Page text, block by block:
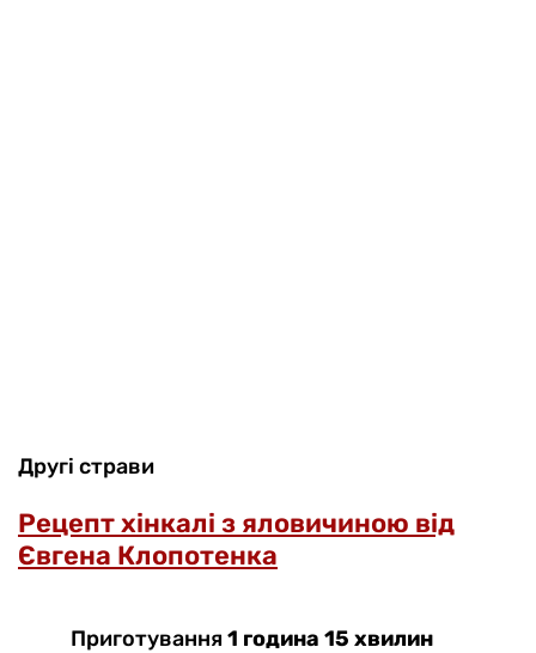
Другі страви
Рецепт хінкалі з яловичиною від
Євгена Клопотенка
Приготування1 година 15 хвилин